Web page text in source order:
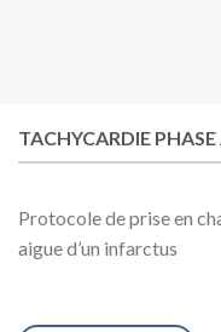
TACHYCARDIE
Protocole de prise en
aigue d’un infarctus